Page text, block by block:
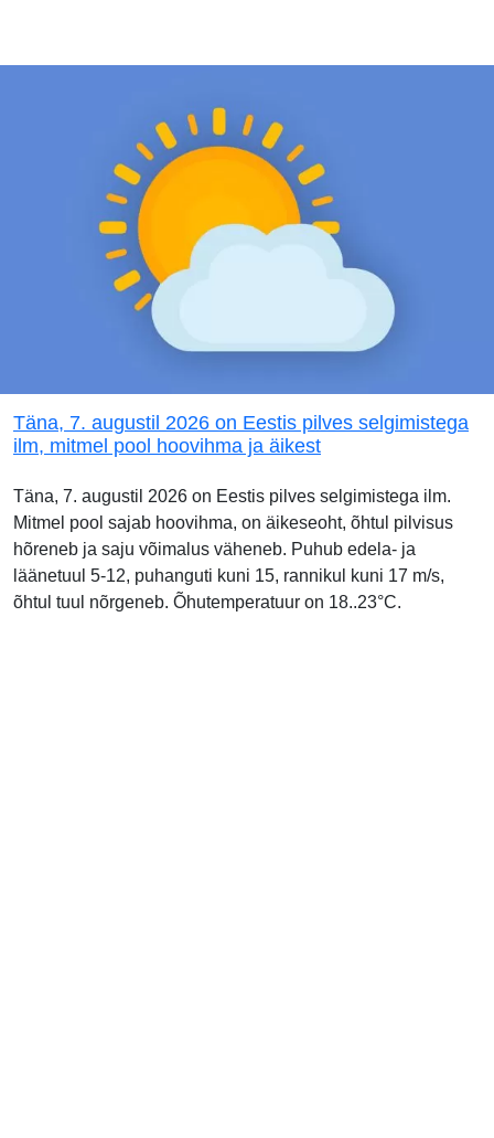
Täna, 7. augustil 2026 on Eestis pilves selgimistega
ilm, mitmel pool hoovihma ja äikest
Täna, 7. augustil 2026 on Eestis pilves selgimistega ilm.
Mitmel pool sajab hoovihma, on äikeseoht, õhtul pilvisus
hõreneb ja saju võimalus väheneb. Puhub edela- ja
läänetuul 5-12, puhanguti kuni 15, rannikul kuni 17 m/s,
õhtul tuul nõrgeneb. Õhutemperatuur on 18..23°C.